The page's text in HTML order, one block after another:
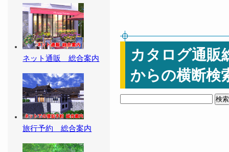
カタログ通販
からの横断検
ネット通販 総合案内
旅行予約 総合案内